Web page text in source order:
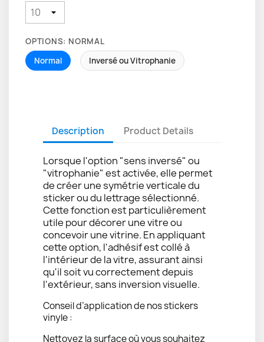
OPTIONS: NORMAL
Normal
Inversé ou Vitrophanie
Description Product Details
Lorsque l'option "sens inversé" ou
"vitrophanie" est activée, elle permet
de créer une symétrie verticale du
sticker ou du lettrage sélectionné.
Cette fonction est particulièrement
utile pour décorer une vitre ou
concevoir une vitrine. En appliquant
cette option, l'adhésif est collé à
l'intérieur de la vitre, assurant ainsi
qu'il soit vu correctement depuis
l'extérieur, sans inversion visuelle.
Conseil d’application de nos stickers
vinyle :
Nettoyez la surface où vous souhaitez